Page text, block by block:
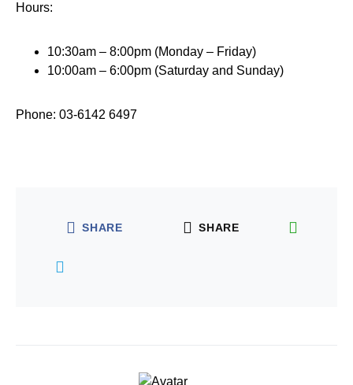
Hours:
10:30am – 8:00pm (Monday – Friday)
10:00am – 6:00pm (Saturday and Sunday)
Phone: 03-6142 6497
SHARE SHARE